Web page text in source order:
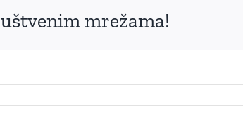
mrežama!